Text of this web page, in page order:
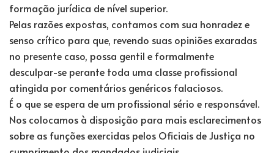
formação jurídica de nível superior.
Pelas razões expostas, contamos com sua honradez e
senso crítico para que, revendo suas opiniões exaradas
no presente caso, possa gentil e formalmente
desculpar-se perante toda uma classe profissional
atingida por comentários genéricos falaciosos.
É o que se espera de um profissional sério e responsável.
Nos colocamos à disposição para mais esclarecimentos
sobre as funções exercidas pelos Oficiais de Justiça no